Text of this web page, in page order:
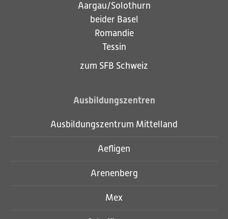
Aargau/Solothurn
beider Basel
Romandie
Tessin
zum SFB Schweiz
Ausbildungszentren
Ausbildungszentrum Mittelland
Aefligen
Arenenberg
Mex